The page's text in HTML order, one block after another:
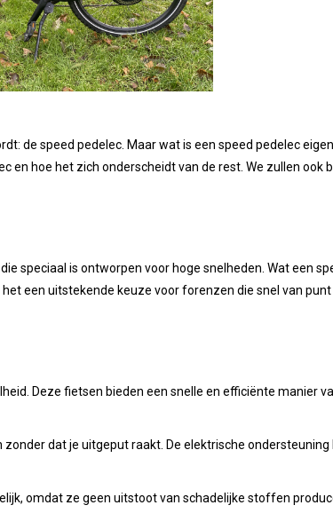
de speed pedelec. Maar wat is een speed pedelec
en hoe het zich onderscheidt van de rest. We zullen ook
speciaal is ontworpen voor hoge snelheden. Wat een
een uitstekende keuze voor forenzen die snel van
Deze fietsen bieden een snelle en efficiënte manier
dat je uitgeput raakt. De elektrische
omdat ze geen uitstoot van schadelijke stoffen